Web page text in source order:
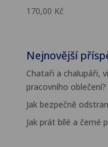
170,00 Kč
Nejnovější
Chataři a chalupáři,
pracovního oblečení?
Jak bezpečně
Jak prát bílé a černé